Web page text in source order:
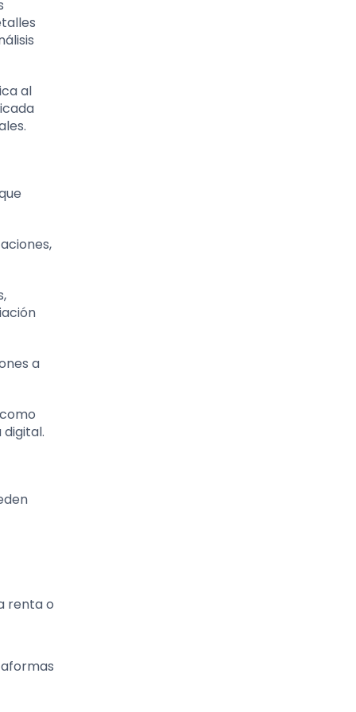
al
a
renta o